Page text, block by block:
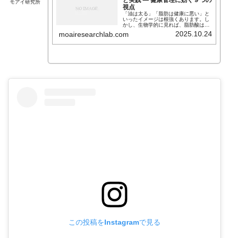
モアイ研究所
視点
「油は太る」「脂肪は健康に悪い」と
いったイメージは根強くあります。し
かし、生物学的に見れば、脂肪酸は生
命維持に欠かせない重要な分子群で
す。細胞膜の材料となり、ホルモンや
学的違い、そして最新の研究が示す
moairesearchlab.com 2025.10.24
この投稿をInstagramで見る